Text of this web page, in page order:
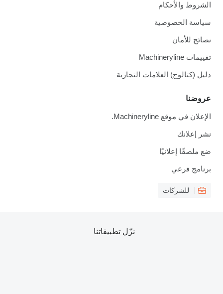
الشروط والأحكام
سياسة الخصوصية
نصائح للأمان
تقييمات Machineryline
دليل (كتالوج) العلامات التجارية
عروضنا
الإعلان في موقع Machineryline.
نشر إعلانك
ضع ملصقًا إعلانيًا
برنامج فرعي
للشركات
نزّل تطبيقاتنا